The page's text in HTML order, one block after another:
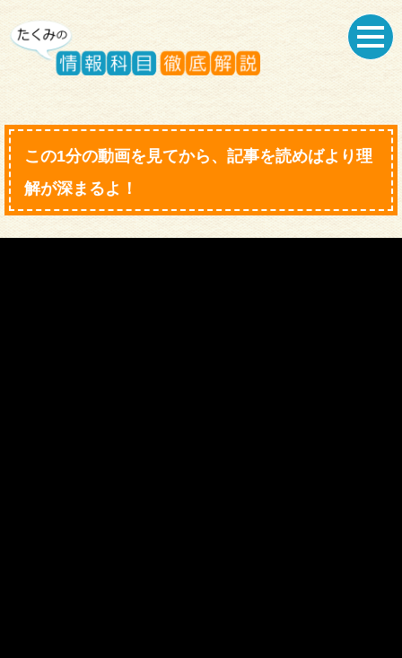
この1分の動画を見てから、記事を読めばより理
解が深まるよ！